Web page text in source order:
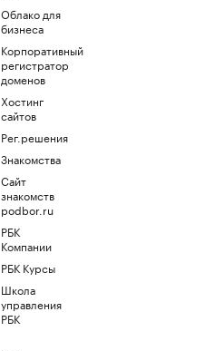
Облако для
бизнеса
Корпоративный
регистратор
доменов
Хостинг
сайтов
Рег.решения
Знакомства
Сайт
знакомств
podbor.ru
РБК
Компании
РБК Курсы
Школа
управления
РБК